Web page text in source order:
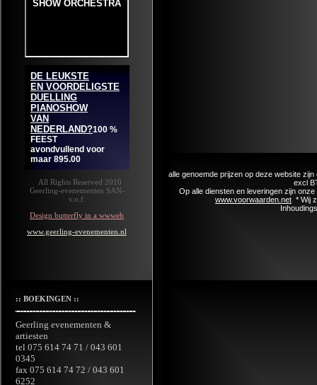
All Rights Reserved 2010
Geerling-evenementen SAN-
v.o.f.
Design butterfly in a wwweb
www.geerling-evenementen.nl
alle genoemde prijzen op deze website
excl
Op alle diensten en leveringen zijn
www.voorwaarden.net * Wij
:: BOEKINGEN ::
Geerling evenementen &
artiesten
tel 075 614 74 71 / 043 601
0345
fax 075 614 74 72 / 043 601
6252